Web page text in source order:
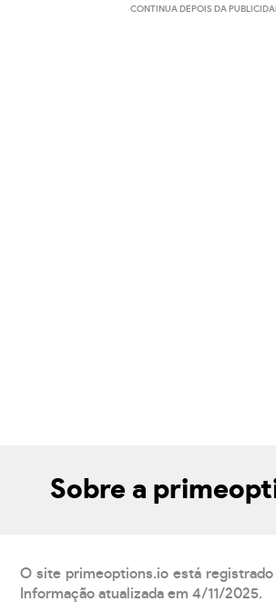
CONTINUA DEPOIS DA
Sobre a
O site primeoptions.io está registrado
Informação atualizada em 4/11/2025.